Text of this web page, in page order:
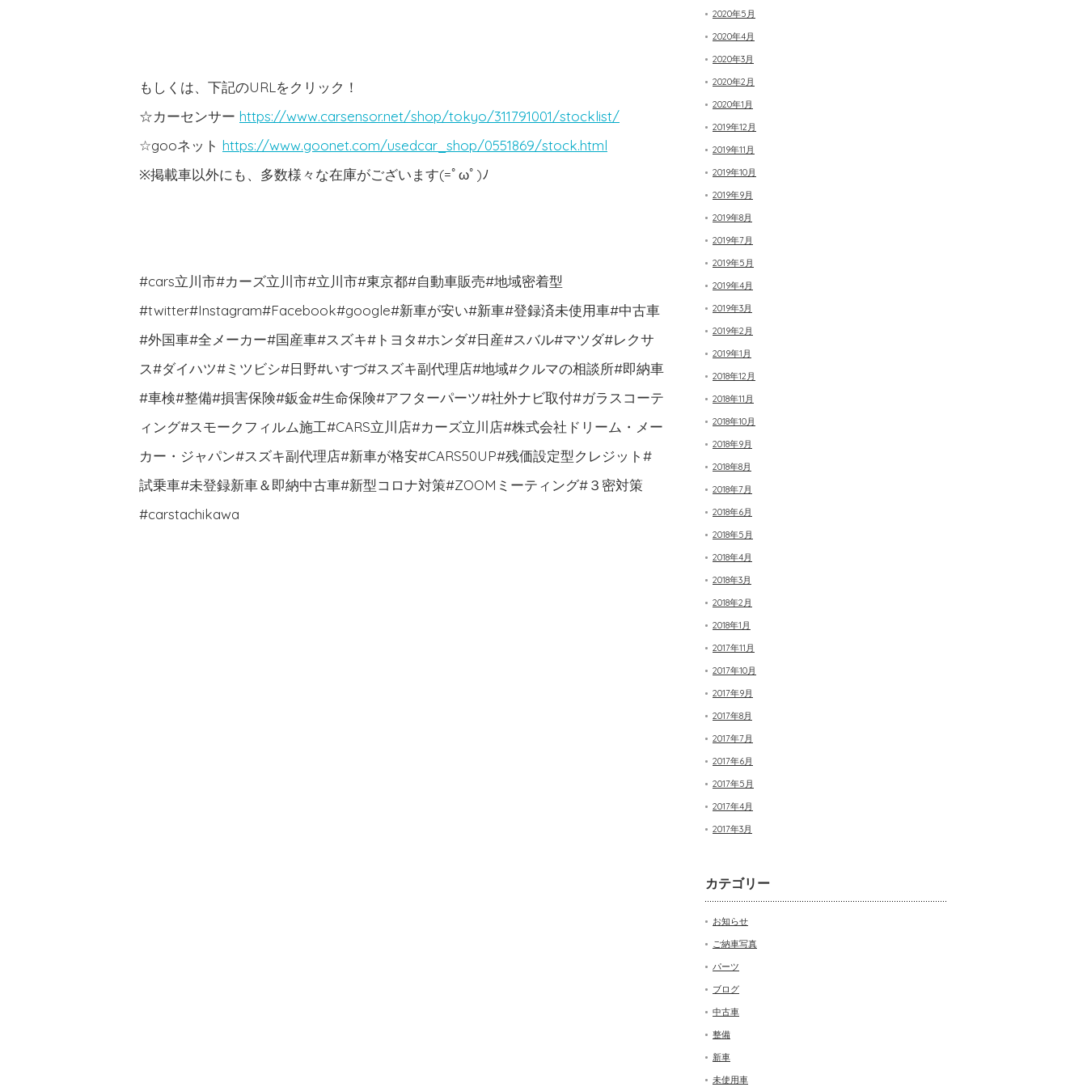
もしくは、下記のURLをクリック！
☆カーセンサー https://www.carsensor.net/shop/tokyo/311791001/stocklist/
☆gooネット https://www.goonet.com/usedcar_shop/0551869/stock.html
※掲載車以外にも、多数様々な在庫がございます(=ﾟωﾟ)ﾉ
#cars立川市#カーズ立川市#立川市#東京都#自動車販売#地域密着型
#twitter#Instagram#Facebook#google#新車が安い#新車#登録済未使用車#中古車
#外国車#全メーカー#国産車#スズキ#トヨタ#ホンダ#日産#スバル#マツダ#レクサ
ス#ダイハツ#ミツビシ#日野#いすづ#スズキ副代理店#地域#クルマの相談所#即納車
#車検#整備#損害保険#鈑金#生命保険#アフターパーツ#社外ナビ取付#ガラスコーテ
ィング#スモークフィルム施工#CARS立川店#カーズ立川店#株式会社ドリーム・メー
カー・ジャパン#スズキ副代理店#新車が格安#CARS50UP#残価設定型クレジット#
試乗車#未登録新車＆即納中古車#新型コロナ対策#ZOOMミーティング#３密対策
#carstachikawa
2020年5月
2020年4月
2020年3月
2020年2月
2020年1月
2019年12月
2019年11月
2019年10月
2019年9月
2019年8月
2019年7月
2019年5月
2019年4月
2019年3月
2019年2月
2019年1月
2018年12月
2018年11月
2018年10月
2018年9月
2018年8月
2018年7月
2018年6月
2018年5月
2018年4月
2018年3月
2018年2月
2018年1月
2017年11月
2017年10月
2017年9月
2017年8月
2017年7月
2017年6月
2017年5月
2017年4月
2017年3月
カテゴリー
お知らせ
ご納車写真
パーツ
ブログ
中古車
整備
新車
未使用車